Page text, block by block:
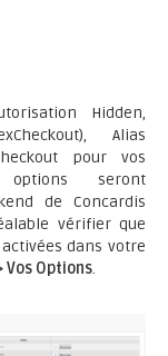
Hidden,
Alias
pour vos
options seront
de Concardis
vérifier que
dans votre
Vos Options.